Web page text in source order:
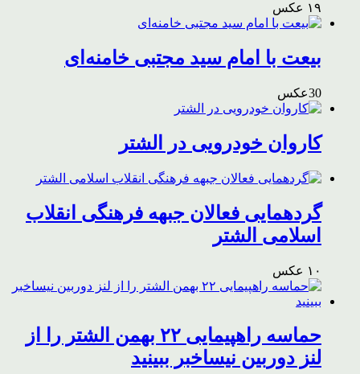
۱۹ عکس
بیعت با امام سید مجتبی خامنه‌ای
30عکس
کاروان خودرویی در الشتر
گردهمایی فعالان جبهه فرهنگی انقلاب
اسلامی الشتر
۱۰ عکس
حماسه راهپیمایی ۲۲ بهمن الشتر را از
لنز دوربین نیساخبر ببینید